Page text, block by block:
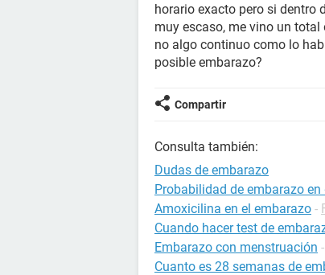
horario exacto pero si dentro
muy escaso, me vino un
no algo continuo como lo
posible embarazo?
Compartir
Consulta también:
Dudas de embarazo
Probabilidad de embarazo
Amoxicilina en el embarazo -
Cuando hacer test de
Embarazo con menstruación -
Cuanto es 28 semanas de